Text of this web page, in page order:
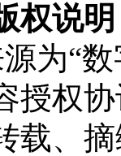
权说
为“
授权
载、